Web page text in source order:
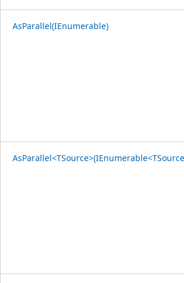
AsParallel(IEnumerable)